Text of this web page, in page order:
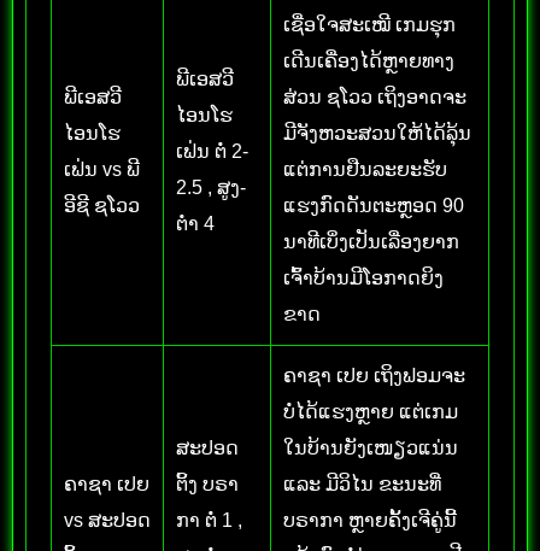
ພີເອສວີ
ໄອນໂຮ
ເຟ່ນ vs ພີ
ອີຊີ ຊໂວວ
ພີເອສວີ
ໄອນໂຮ
ເຟ່ນ ຕໍ່ 2-
2.5 , ສູງ-
ຕໍ່າ 4
ເຊື່ອໃຈສະເໝີ ເກມຮຸກ
ເດີນເຄື່ອງໄດ້ຫຼາຍທາງ
ສ່ວນ ຊໂວວ ເຖິງອາດຈະ
ມີຈັງຫວະສວນໃຫ້ໄດ້ລຸ້ນ
ແຕ່ການຢືນລະຍະຮັບ
ແຮງກົດດັນຕະຫຼອດ 90
ນາທີເບິ່ງເປັນເລື່ອງຍາກ
ເຈົ້າບ້ານມີໂອກາດຍິງ
ຂາດ
ຄາຊາ ເປຍ
vs ສະປອດ
ສະປອດ
ຕິ້ງ ບຣາ
ກາ ຕໍ່ 1 ,
ຄາຊາ ເປຍ ເຖິງຟອມຈະ
ບໍ່ໄດ້ແຮງຫຼາຍ ແຕ່ເກມ
ໃນບ້ານຍັງເໜຽວແນ່ນ
ແລະ ມີວິໄນ ຂະນະທີ່
ບຣາກາ ຫຼາຍຄັ້ງເຈີຄູ່ນີ້